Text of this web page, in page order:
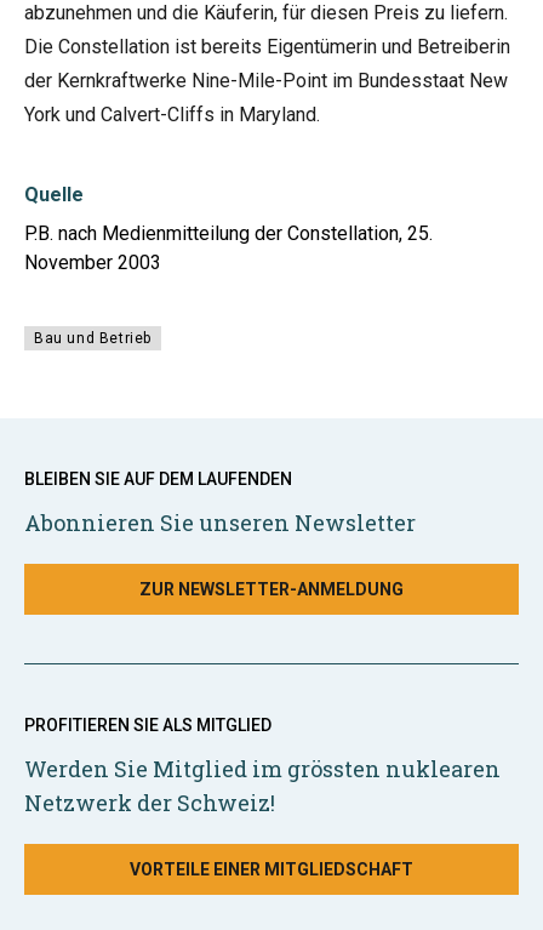
abzunehmen und die Käuferin, für diesen Preis zu liefern.
Die Constellation ist bereits Eigentümerin und Betreiberin
der Kernkraftwerke Nine-Mile-Point im Bundesstaat New
York und Calvert-Cliffs in Maryland.
Quelle
P.B. nach Medienmitteilung der Constellation, 25.
November 2003
Bau und Betrieb
BLEIBEN SIE AUF DEM LAUFENDEN
Abonnieren Sie unseren Newsletter
ZUR NEWSLETTER-ANMELDUNG
PROFITIEREN SIE ALS MITGLIED
Werden Sie Mitglied im grössten nuklearen
Netzwerk der Schweiz!
VORTEILE EINER MITGLIEDSCHAFT